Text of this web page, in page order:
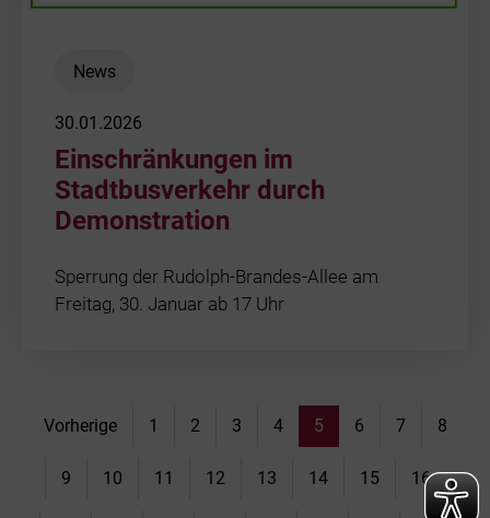
News
30.01.2026
Einschränkungen im
Stadtbusverkehr durch
Demonstration
Sperrung der Rudolph-Brandes-Allee am
Freitag, 30. Januar ab 17 Uhr
Vorherige 1 2 3 4 5 6 7 8
9 10 11 12 13 14 15 16